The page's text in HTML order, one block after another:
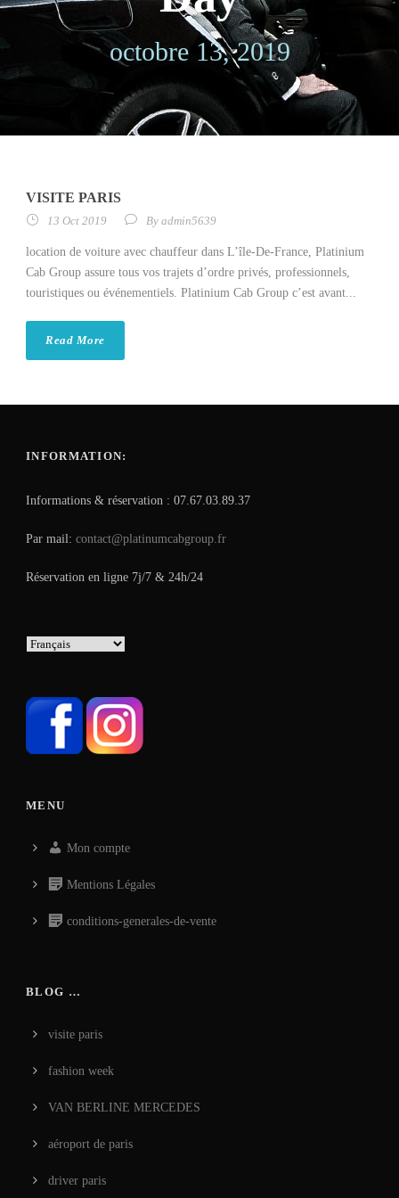
octobre 13, 2019
VISITE PARIS
13 Oct 2019 By admin5639
location de voiture avec chauffeur dans L’île-De-France, Platinium
Cab Group assure tous vos trajets d’ordre privés, professionnels,
touristiques ou événementiels. Platinium Cab Group c’est avant...
Read More
INFORMATION:
Informations & réservation : 07.67.03.89.37
Par mail: contact@platinumcabgroup.fr
Réservation en ligne 7j/7 & 24h/24
MENU
Mon compte
Mentions Légales
conditions-generales-de-vente
BLOG …
visite paris
fashion week
VAN BERLINE MERCEDES
aéroport de paris
driver paris